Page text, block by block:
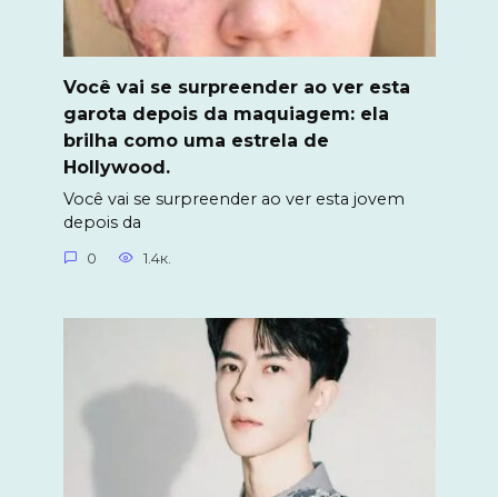
Você vai se surpreender ao ver esta
garota depois da maquiagem: ela
brilha como uma estrela de
Hollywood.
Você vai se surpreender ao ver esta jovem
depois da
0 1.4к.